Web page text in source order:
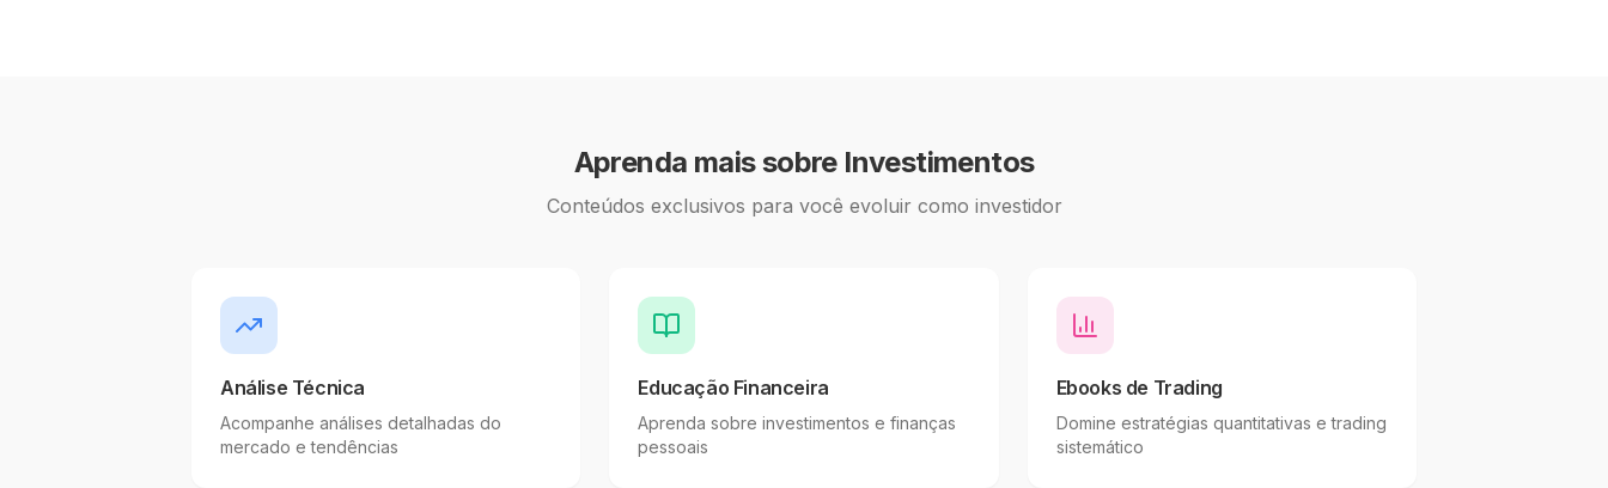
Aprenda mais sobre Investimentos
Conteúdos exclusivos para você evoluir como investidor
Análise Técnica
Acompanhe análises detalhadas do
mercado e tendências
Educação Financeira
Aprenda sobre investimentos e finanças
pessoais
Ebooks de Trading
Domine estratégias quantitativas e trading
sistemático